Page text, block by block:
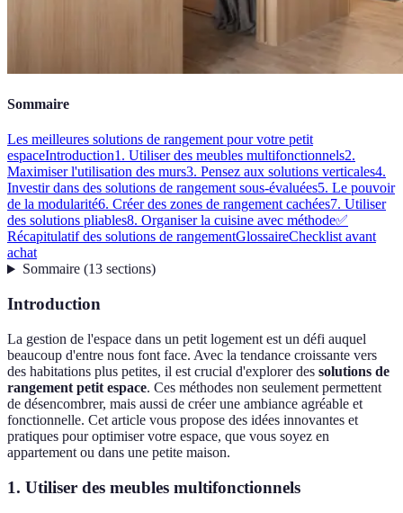
Sommaire
Les meilleures solutions de rangement pour votre petit
espaceIntroduction1. Utiliser des meubles multifonctionnels2.
Maximiser l'utilisation des murs3. Pensez aux solutions verticales4.
Investir dans des solutions de rangement sous-évaluées5. Le pouvoir
de la modularité6. Créer des zones de rangement cachées7. Utiliser
des solutions pliables8. Organiser la cuisine avec méthode✅
Récapitulatif des solutions de rangementGlossaireChecklist avant
achat
Sommaire(13 sections)
Introduction
La gestion de l'espace dans un petit logement est un défi auquel
beaucoup d'entre nous font face. Avec la tendance croissante vers
des habitations plus petites, il est crucial d'explorer des solutions de
rangement petit espace. Ces méthodes non seulement permettent
de désencombrer, mais aussi de créer une ambiance agréable et
fonctionnelle. Cet article vous propose des idées innovantes et
pratiques pour optimiser votre espace, que vous soyez en
appartement ou dans une petite maison.
1. Utiliser des meubles multifonctionnels